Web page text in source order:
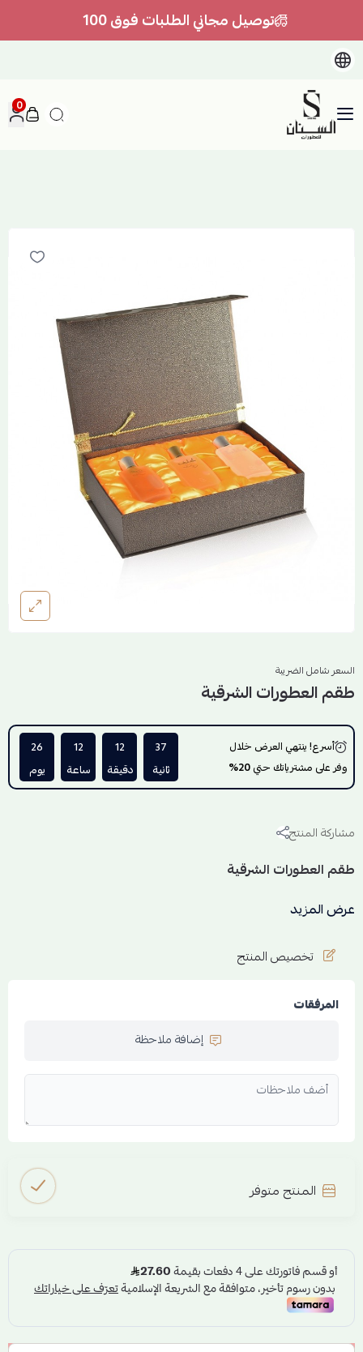
توصيل مجاني الطلبات فوق 100
السنان للعطور والعسل الطبيعي
0
السعر شامل الضريبة
طقم العطورات الشرقية
أسرع! ينتهي العرض خلال
وفر على مشترياتك حتي20%
36
ثانية
12
دقيقة
12
ساعة
26
يوم
مشاركة المنتج
طقم العطورات الشرقية
عرض المزيد
تخصيص المنتج
المرفقات
إضافة ملاحظة
المنتج متوفر